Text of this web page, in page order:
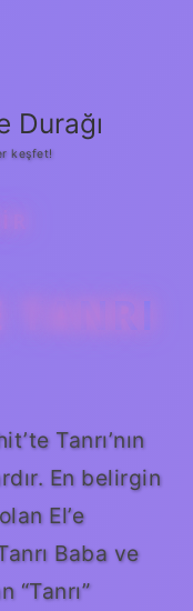
Durağı
keşfet!
Tanrı’nın
En belirgin
El’e
Baba ve
“Tanrı”